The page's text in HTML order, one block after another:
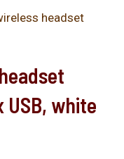
headset
USB, white